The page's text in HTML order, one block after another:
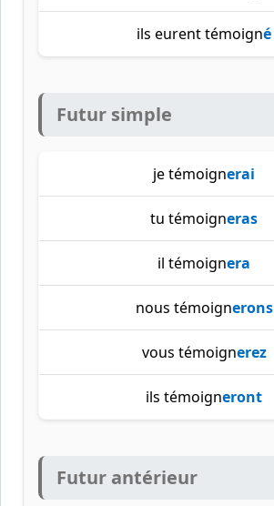
ils eurent témoigné
Futur simple
je témoignerai
tu témoigneras
il témoignera
nous témoignerons
vous témoignerez
ils témoigneront
Futur antérieur